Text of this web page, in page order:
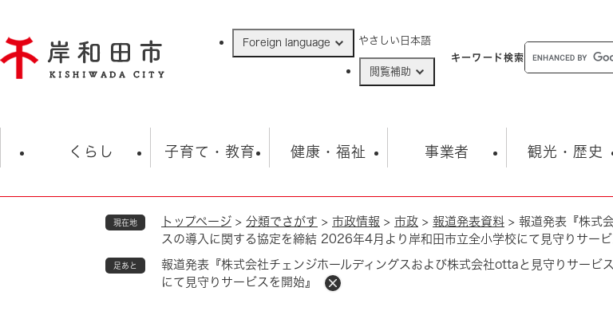
ジ
の
Foreign language やさしい日本語
閲覧補助
キーワード検索
くらし
住民票・戸籍
保険・年金
子育て・教育
学校 子育て
健康・福祉
福祉・健康・生活 生涯学習・スポーツ
事業者
入札・契約情報
産業振興
観光・歴史
観光 観光スポット
歴史 動画情報
市の概要 総合計画
行財政 人権・平
オープンデータ
現在地 トップページ > 分類でさがす > 市政情報 > 市政 > 報道発表資料 > 報道発表『株式
スの導入に関する協定を締結 2026年4月より岸和田市立全小学校にて見守りサービ
足あと
報道発表『株式会社チェンジホールディングスおよび株式会社ottaと見守りサー
にて見守りサービスを開始』